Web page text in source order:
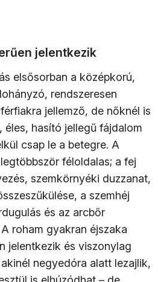
jelentkezik
elsősorban a középkorú,
rendszeresen
jellemző, de nőknél is
éles, hasító jellegű fájdalom
csap le a betegre. A
féloldalas; a fej
szemkörnyéki duzzanat,
a szemhéj
és az arcbőr
roham gyakran éjszaka
jelentkezik és viszonylag
negyedóra alatt lezajlik,